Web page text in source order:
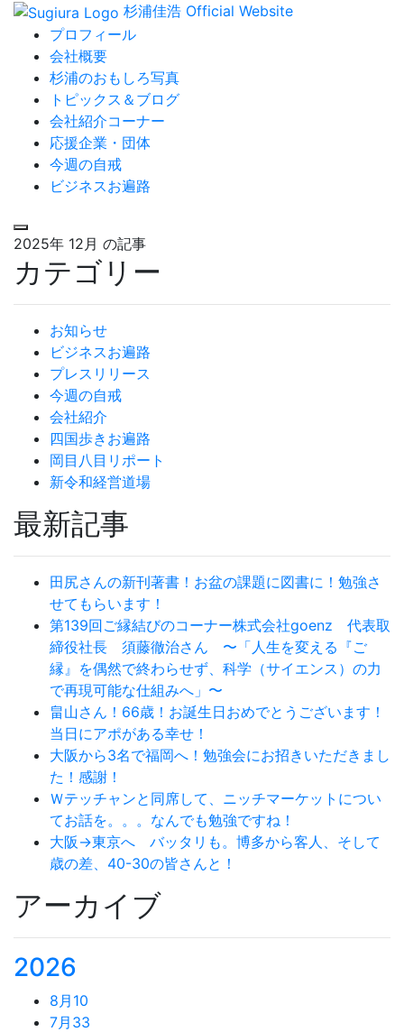
杉浦佳浩 Official Website
プロフィール
会社概要
杉浦のおもしろ写真
トピックス＆ブログ
会社紹介コーナー
応援企業・団体
今週の自戒
ビジネスお遍路
2025年 12月 の記事
カテゴリー
お知らせ
ビジネスお遍路
プレスリリース
今週の自戒
会社紹介
四国歩きお遍路
岡目八目リポート
新令和経営道場
最新記事
田尻さんの新刊著書！お盆の課題に図書に！勉強さ
せてもらいます！
第139回ご縁結びのコーナー株式会社goenz 代表取
締役社長 須藤徹治さん 〜「人生を変える『ご
縁』を偶然で終わらせず、科学（サイエンス）の力
で再現可能な仕組みへ」〜
畠山さん！66歳！お誕生日おめでとうございます！
当日にアポがある幸せ！
大阪から3名で福岡へ！勉強会にお招きいただきまし
た！感謝！
Ｗテッチャンと同席して、ニッチマーケットについ
てお話を。。。なんでも勉強ですね！
大阪→東京へ バッタリも。博多から客人、そして
歳の差、40-30の皆さんと！
アーカイブ
2026
8月 10
7月 33